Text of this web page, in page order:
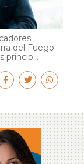
del Fuego
princip...